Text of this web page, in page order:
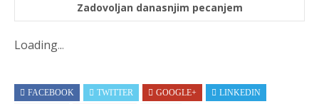
Zadovoljan danasnjim pecanjem
Loading...
FACEBOOK TWITTER GOOGLE+
LINKEDIN